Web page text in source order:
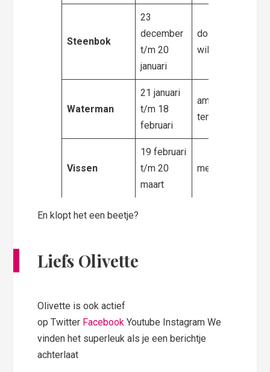
Steenbok
23
december
t/m 20
januari
wilskracht
Waterman
21 januari
t/m 18
februari
amicaal en
temperamentvol
Vissen
19 februari
t/m 20
maart
meelevend en
En klopt het een beetje?
Liefs Olivette
Olivette is ook actief
op Twitter Facebook Youtube Instagram We
vinden het superleuk als je een berichtje
achterlaat